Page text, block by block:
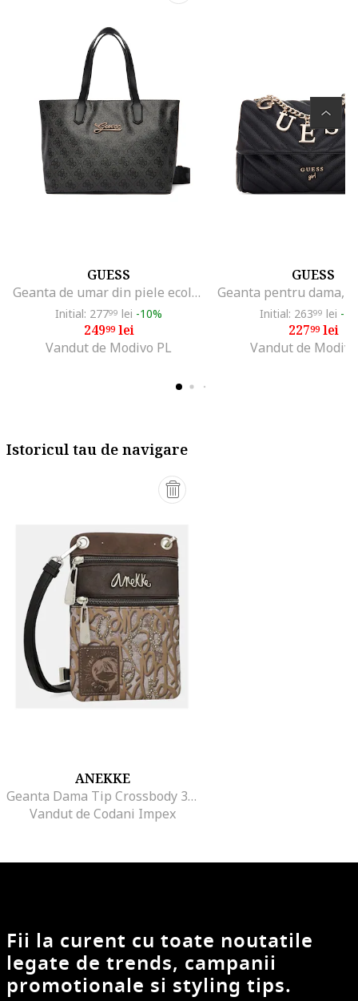
GUESS
Geanta de umar din piele ecologica cu model cu monograma
Initial: 27799 lei -10%
24999lei
Vandut de Modivo PL
GUESS
Initial: 26399 lei -
22799lei
Vandut de
Istoricul tau de navigare
ANEKKE
Geanta Dama Tip Crossbody 39883-905
Vandut de Codani Impex
Fii la curent cu toate noutatile
legate de trends, campanii
promotionale si styling tips.